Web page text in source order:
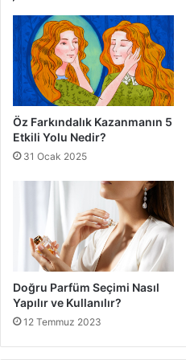
Öz Farkındalık Kazanmanın 5
Etkili Yolu Nedir?
31 Ocak 2025
Doğru Parfüm Seçimi Nasıl
Yapılır ve Kullanılır?
12 Temmuz 2023